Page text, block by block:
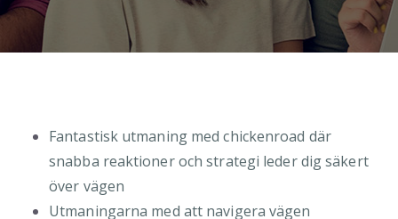
Fantastisk utmaning med chickenroad där
snabba reaktioner och strategi leder dig säkert
över vägen
Utmaningarna med att navigera vägen